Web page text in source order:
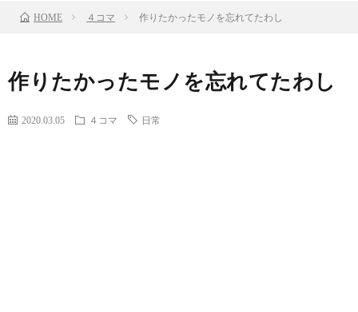
HOME ４コマ 作りたかったモノを忘れてたわし
作りたかったモノを忘れてたわし
2020.03.05 ４コマ 日常